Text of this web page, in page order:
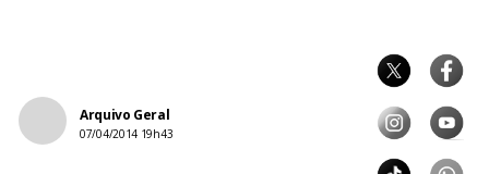
Arquivo Geral
07/04/2014 19h43